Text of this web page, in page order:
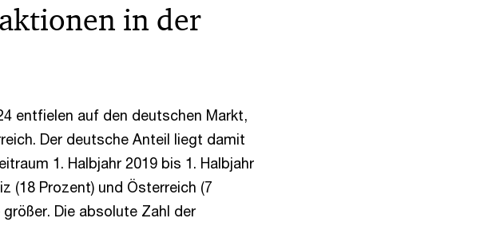
in der
entfielen auf den deutschen Markt,
Der deutsche Anteil liegt damit
1. Halbjahr 2019 bis 1. Halbjahr
(18 Prozent) und Österreich (7
Die absolute Zahl der